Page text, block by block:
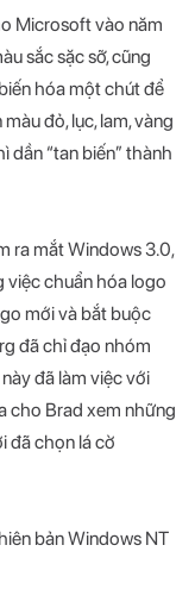
Microsoft vào năm
sắc sặc sỡ, cũng
hóa một chút để
đỏ, lục, lam, vàng
dần “tan biến” thành
ra mắt Windows 3.0,
việc chuẩn hóa logo
mới và bắt buộc
đã chỉ đạo nhóm
đã làm việc với
cho Brad xem những
đã chọn lá cờ
bản Windows NT